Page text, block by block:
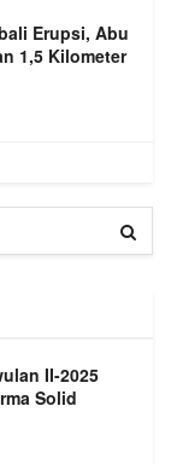
Erupsi, Abu
1,5 Kilometer
II-2025
Solid